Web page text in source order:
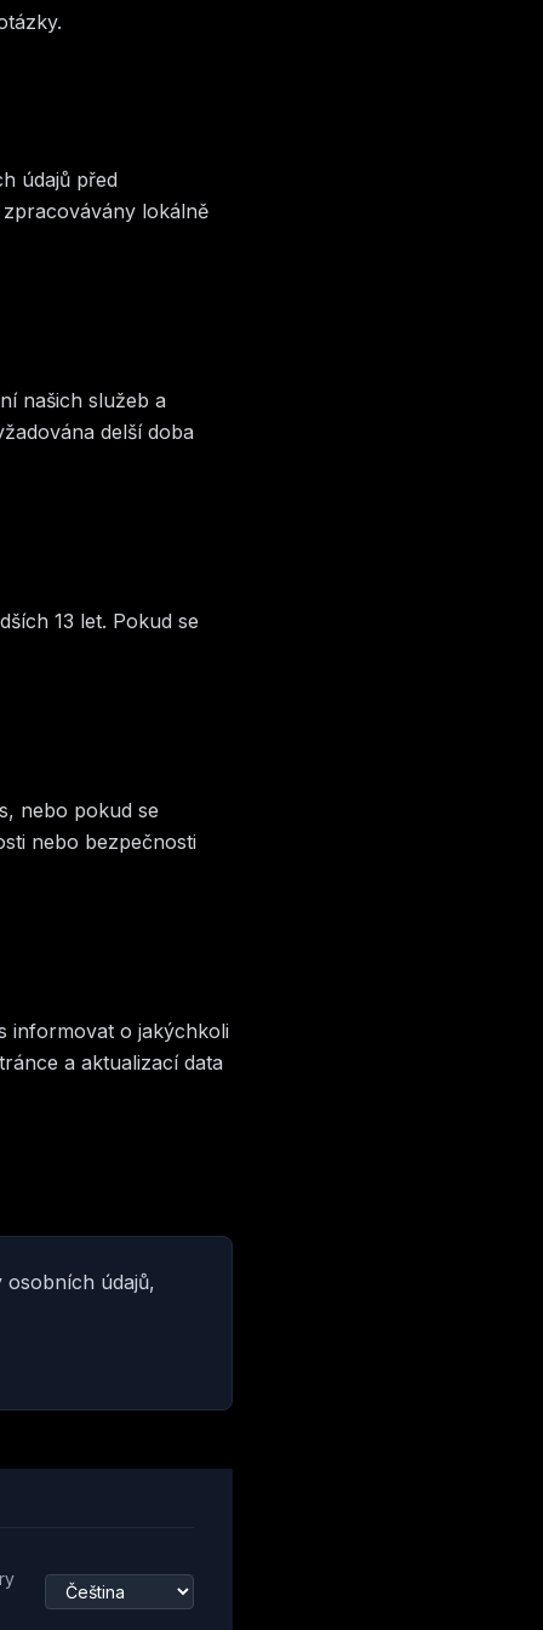
údajů před
lokálně
našich služeb a
delší doba
13 let. Pokud se
nebo pokud se
nebo bezpečnosti
informovat o jakýchkoli
a aktualizací data
osobních údajů,